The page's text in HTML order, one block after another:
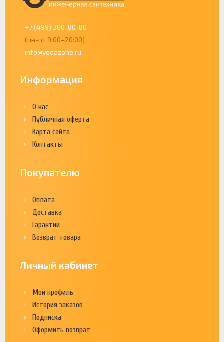
+7 (499) 380-80-80
(пн-пт 9:00–20:00)
info@vodazone.ru
Информация
О нас
Публичная оферта
Карта сайта
Контакты
Покупателю
Оплата
Доставка
Гарантии
Возврат товара
Личный кабинет
Мой профиль
История заказов
Подписка
Оформить возврат